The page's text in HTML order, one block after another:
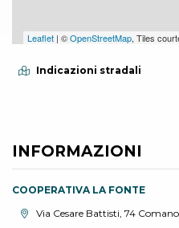
Leaflet | ©OpenStreetMap, Tiles
Indicazioni stradali
INFORMAZIONI
COOPERATIVA LA FONTE
Località:Via Cesare Battisti, 74